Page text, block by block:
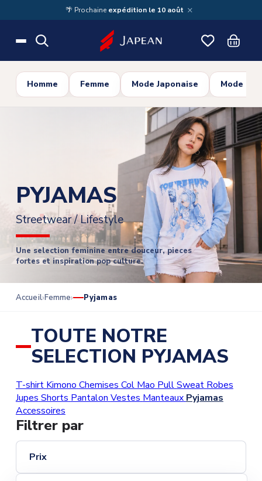
Skip to main content🌴 Prochaine expédition le 10 août ×
Homme Femme Mode Japonaise Mode
PYJAMAS
Streetwear / Lifestyle
Une selection feminine entre douceur, pieces
fortes et inspiration pop culture.
Accueil Femme Pyjamas
TOUTE NOTRE
SELECTION PYJAMAS
T-shirt Kimono Chemises Col Mao PullSweat Robes
Jupes Shorts Pantalon Vestes Manteaux Pyjamas
Accessoires
Filtrer par
Prix